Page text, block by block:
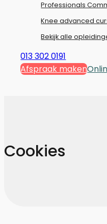
Professionals
Knee advanced
Bekijk alle
013 302 0191
Afspraak maken
Cookies